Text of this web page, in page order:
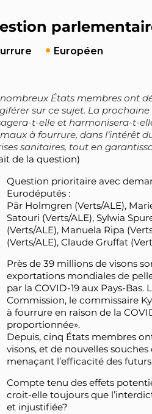
Européen
États membres ont
sur ce sujet. La
t-elle et harmonisera-t-
à fourrure, dans l’intérêt
sanitaires, tout en
de la question)
Question prioritaire avec
Eurodéputés :
Pär Holmgren (Verts/ALE),
Satouri (Verts/ALE), Sylwia
(Verts/ALE), Manuela Ripa
(Verts/ALE), Claude Gruffat
Près de 39 millions de visons
exportations mondiales de
par la COVID-19 aux Pays-
Commission, le commissaire
à fourrure en raison de la
proportionnée».
Depuis, cinq États membres
visons, et de nouvelles
menaçant l’efficacité des
Compte tenu des effets
croit-elle toujours que
et injustifiée?